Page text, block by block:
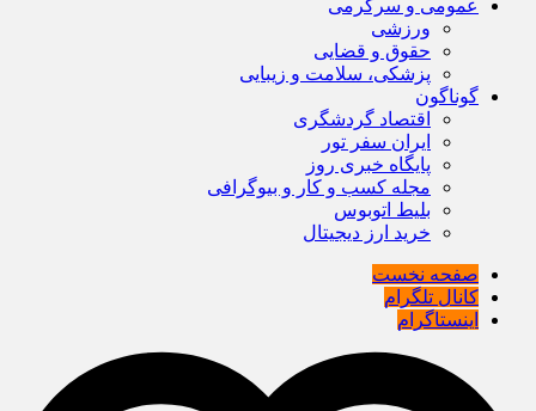
عمومی و سرگرمی
ورزشی
حقوق و قضایی
پزشکی، سلامت و زیبایی
گوناگون
اقتصاد گردشگری
ایران سفر تور
پایگاه خبری روز
مجله کسب و کار و بیوگرافی
بلیط اتوبوس
خرید ارز دیجیتال
صفحه نخست
کانال تلگرام
اینستاگرام